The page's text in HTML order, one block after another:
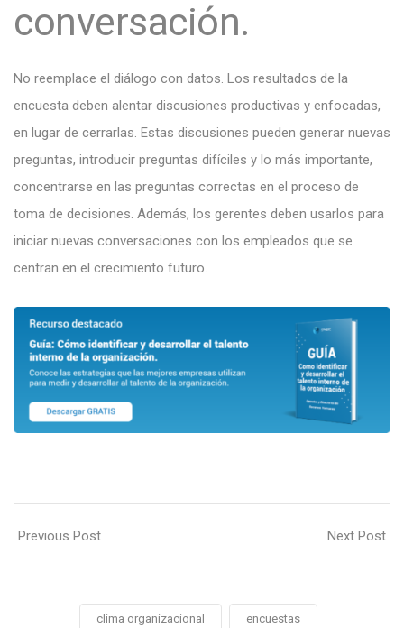
conversación.
No reemplace el diálogo con datos. Los resultados de la
encuesta deben alentar discusiones productivas y enfocadas,
en lugar de cerrarlas. Estas discusiones pueden generar nuevas
preguntas, introducir preguntas difíciles y lo más importante,
concentrarse en las preguntas correctas en el proceso de
toma de decisiones. Además, los gerentes deben usarlos para
iniciar nuevas conversaciones con los empleados que se
centran en el crecimiento futuro.
Previous Post Next Post
clima organizacional encuestas